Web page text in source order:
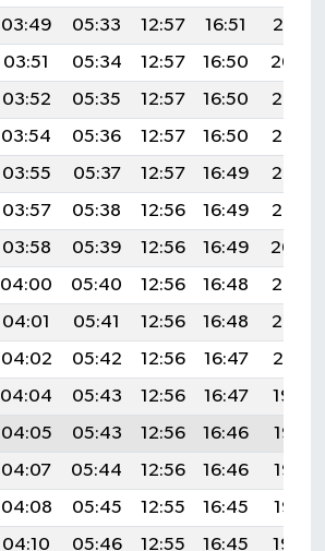
03:49 05:33 12:57 16:51
20:10
03:51 05:34 12:57 16:50
20:09
03:52 05:35 12:57 16:50
20:08
03:54 05:36 12:57 16:50
20:07
03:55 05:37 12:57 16:49
20:06
03:57 05:38 12:56 16:49
20:05
03:58 05:39 12:56 16:49
20:04
04:00 05:40 12:56 16:48
20:03
04:01 05:41 12:56 16:48
20:02
04:02 05:42 12:56 16:47
20:01
04:04 05:43 12:56 16:47
19:59
04:05 05:43 12:56 16:46
19:58
04:07 05:44 12:56 16:46
19:57
04:08 05:45 12:55 16:45
19:56
04:10 05:46 12:55 16:45
19:54